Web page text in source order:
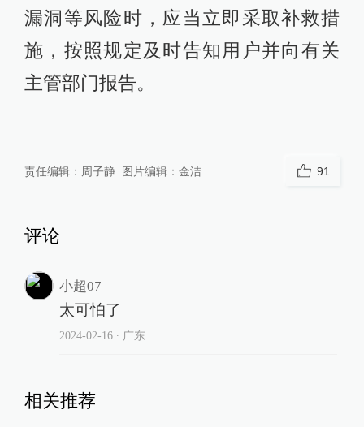
漏洞等风险时，应当立即采取补救措
施，按照规定及时告知用户并向有关
主管部门报告。
责任编辑： 周子静 图片编辑： 金洁 91
评论
小超07
太可怕了
2024-02-16∙ 广东
相关推荐